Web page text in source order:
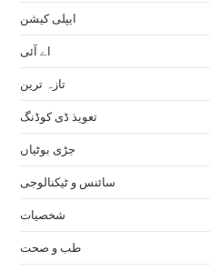
ایپلی کیشن
اے آئی
تازہ ترین
تعویذ ڈی کوڈنگ
جڑی بوٹیاں
سائنس و ٹیکنالوجی
شخصیات
طب و صحت